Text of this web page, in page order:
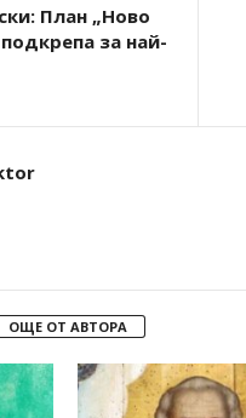
План „Ново
за най-
ОЩЕ ОТ АВТОРА